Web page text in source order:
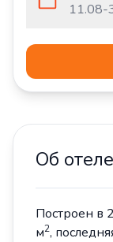
11.08-
Об
Построен в
м2,